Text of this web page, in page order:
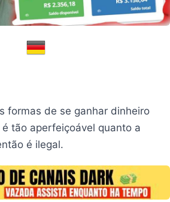
formas de se ganhar dinheiro
tão aperfeiçoável quanto a
é ilegal.